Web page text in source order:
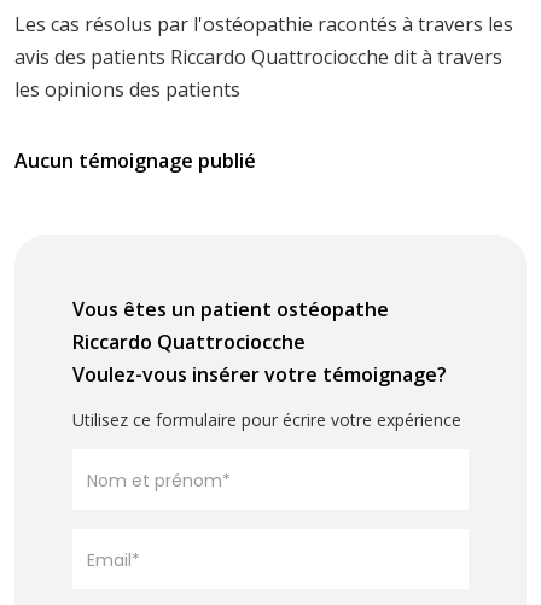
Les cas résolus par l'ostéopathie racontés à travers les
avis des patients Riccardo Quattrociocche dit à travers
les opinions des patients
Aucun témoignage publié
Vous êtes un patient ostéopathe
Riccardo Quattrociocche
Voulez-vous insérer votre témoignage?
Utilisez ce formulaire pour écrire votre expérience